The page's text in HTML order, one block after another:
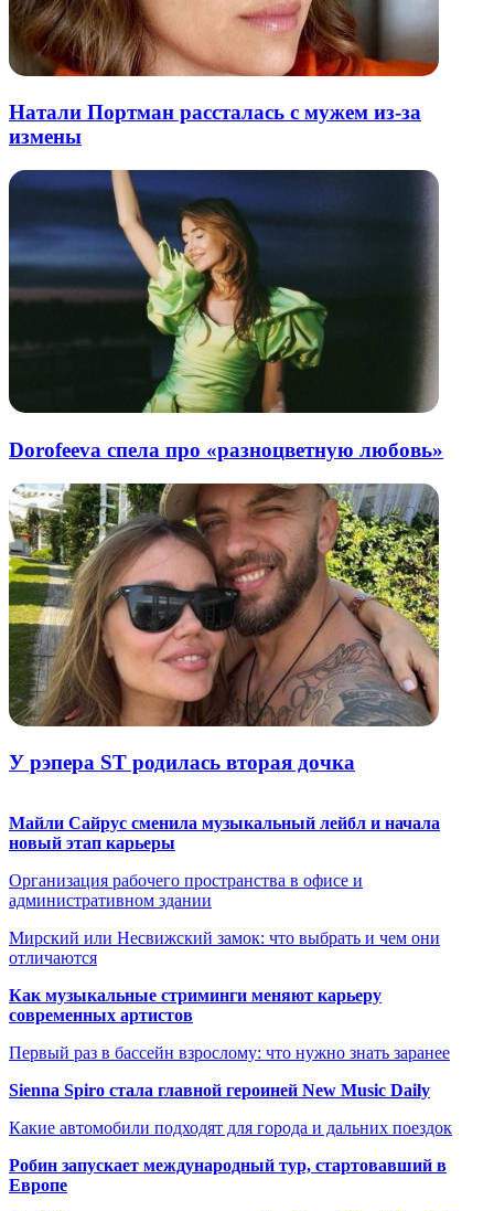
Натали Портман рассталась с мужем из-за
измены
Dorofeeva спела про «разноцветную любовь»
У рэпера ST родилась вторая дочка
Майли Сайрус сменила музыкальный лейбл и начала
новый этап карьеры
Организация рабочего пространства в офисе и
административном здании
Мирский или Несвижский замок: что выбрать и чем они
отличаются
Как музыкальные стриминги меняют карьеру
современных артистов
Первый раз в бассейн взрослому: что нужно знать заранее
Sienna Spiro стала главной героиней New Music Daily
Какие автомобили подходят для города и дальних поездок
Робин запускает международный тур, стартовавший в
Европе